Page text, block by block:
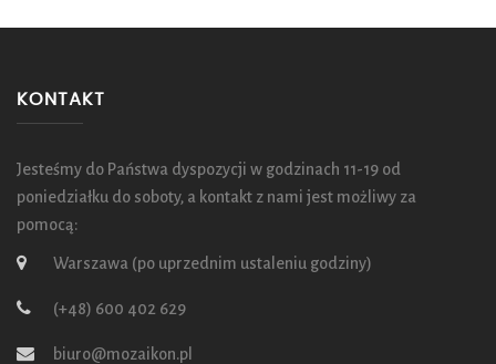
KONTAKT
Jesteśmy do Państwa dyspozycji w godzinach 11-19 od
poniedziałku do soboty, a kontakt z nami jest możliwy za
pomocą:
Warszawa (po uprzednim ustaleniu godziny)
(+48) 600 402 629
biuro@mozaikon.pl